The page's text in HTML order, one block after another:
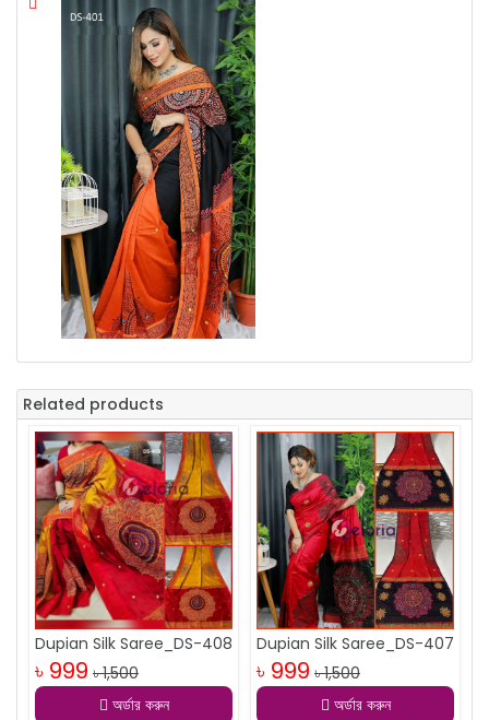
Related products
Dupian Silk Saree_DS-408
৳ 999 ৳ 1,500
অর্ডার করুন
Dupian Silk Saree_DS-407
৳ 999 ৳ 1,500
অর্ডার করুন